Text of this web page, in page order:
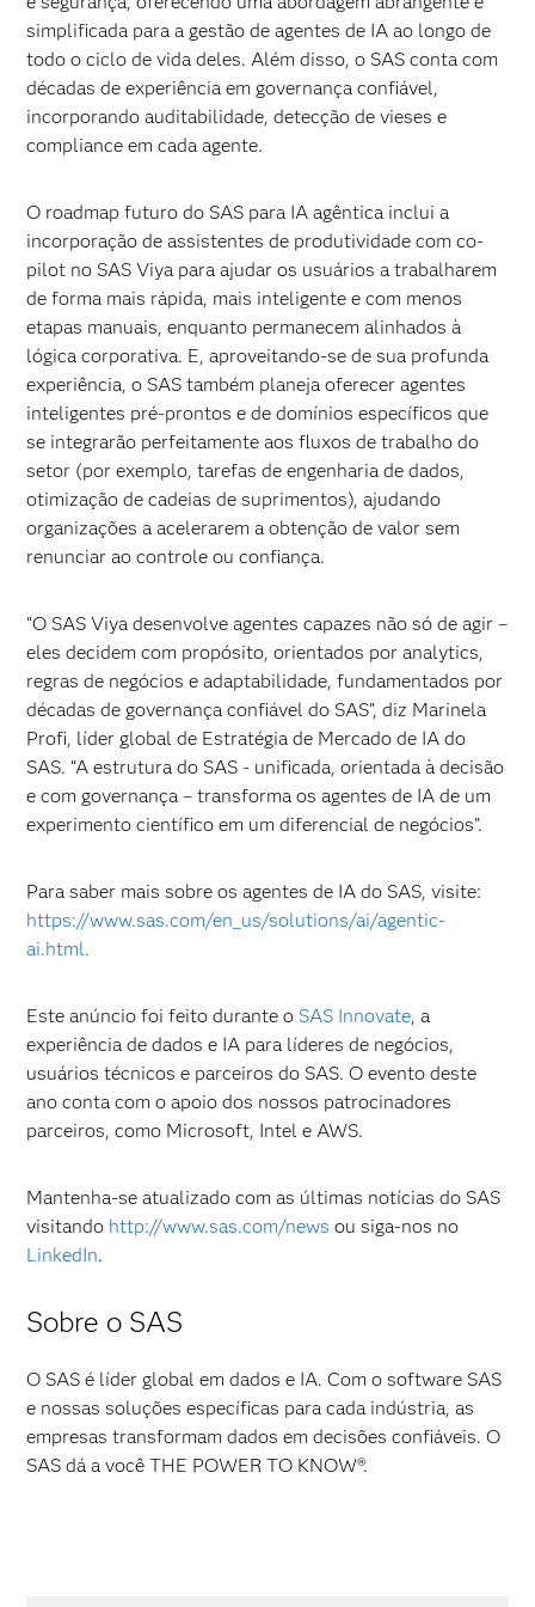
simplificada para a gestão de agentes de IA ao longo de
todo o ciclo de vida deles. Além disso, o SAS conta com
décadas de experiência em governança confiável,
incorporando auditabilidade, detecção de vieses e
compliance em cada agente.
O roadmap futuro do SAS para IA agêntica inclui a
incorporação de assistentes de produtividade com co-
pilot no SAS Viya para ajudar os usuários a trabalharem
de forma mais rápida, mais inteligente e com menos
etapas manuais, enquanto permanecem alinhados à
lógica corporativa. E, aproveitando-se de sua profunda
experiência, o SAS também planeja oferecer agentes
inteligentes pré-prontos e de domínios específicos que
se integrarão perfeitamente aos fluxos de trabalho do
setor (por exemplo, tarefas de engenharia de dados,
otimização de cadeias de suprimentos), ajudando
organizações a acelerarem a obtenção de valor sem
renunciar ao controle ou confiança.
“O SAS Viya desenvolve agentes capazes não só de agir –
eles decidem com propósito, orientados por analytics,
regras de negócios e adaptabilidade, fundamentados por
décadas de governança confiável do SAS”, diz Marinela
Profi, líder global de Estratégia de Mercado de IA do
SAS. “A estrutura do SAS - unificada, orientada à decisão
e com governança – transforma os agentes de IA de um
experimento científico em um diferencial de negócios”.
Para saber mais sobre os agentes de IA do SAS, visite:
https://www.sas.com/en_us/solutions/ai/agentic-
ai.html.
Este anúncio foi feito durante o SAS Innovate, a
experiência de dados e IA para líderes de negócios,
usuários técnicos e parceiros do SAS. O evento deste
ano conta com o apoio dos nossos patrocinadores
parceiros, como Microsoft, Intel e AWS.
Mantenha-se atualizado com as últimas notícias do SAS
visitando http://www.sas.com/news ou siga-nos no
LinkedIn.
Sobre o SAS
O SAS é líder global em dados e IA. Com o software SAS
e nossas soluções específicas para cada indústria, as
empresas transformam dados em decisões confiáveis. O
SAS dá a você THE POWER TO KNOW®.